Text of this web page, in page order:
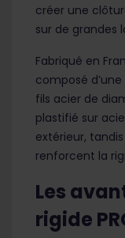
créer une
sur de grandes
Fabriqué en
composé
fils acier de
plastifié sur
extérieur,
renforcent la
Les
rigide